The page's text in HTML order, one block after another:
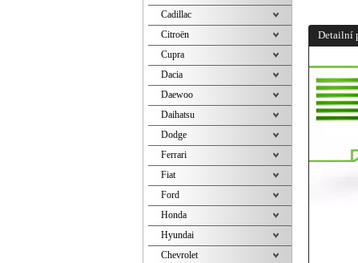
Detailní
Cadillac
Citroën
Cupra
Dacia
Daewoo
Daihatsu
Dodge
Ferrari
Fiat
Ford
Honda
Hyundai
Chevrolet